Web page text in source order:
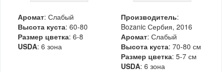
Аромат: Слабый
Высота куста: 60-80
Размер цветка: 6-8
USDA: 6 зона
Производитель:
Bozanic Сербия, 2016
Аромат: Слабый
Высота куста: 70-80 см
Размер цветка: 5-7 см
USDA: 6 зона